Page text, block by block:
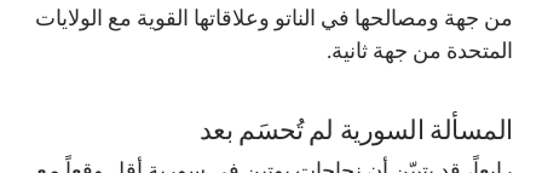
من جهة ومصالحها في الناتو وعلاقاتها القوية مع الولايات
المتحدة من جهة ثانية.
المسألة السورية لم تُحسَم بعد